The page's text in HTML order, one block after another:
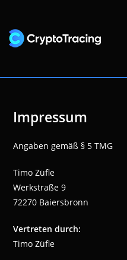
springen
Impressum
Angaben gemäß § 5 TMG
Timo Züfle
Werkstraße 9
72270 Baiersbronn
Vertreten durch:
Timo Züfle